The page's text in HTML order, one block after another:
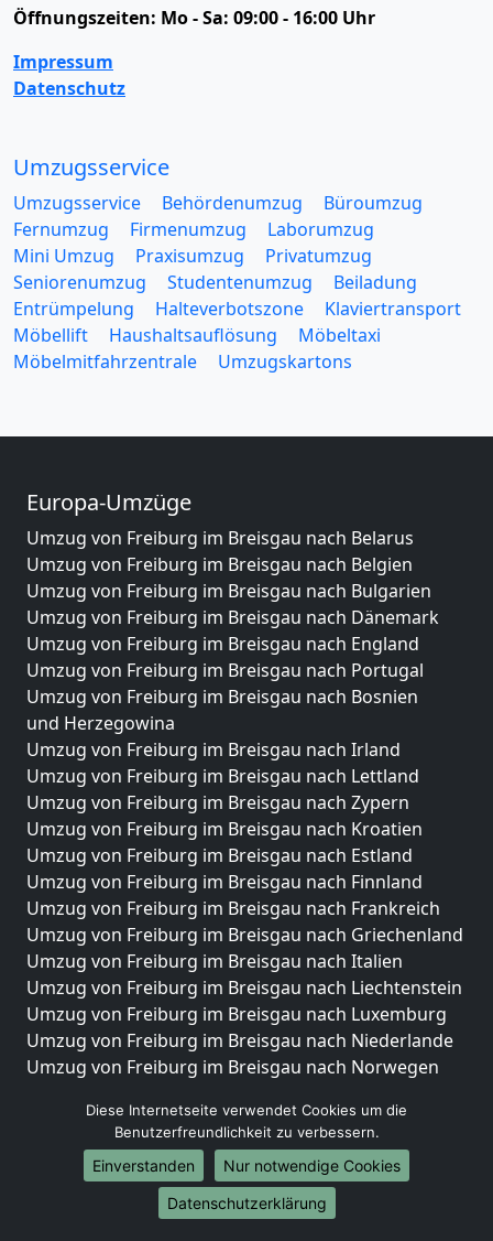
Öffnungszeiten: Mo - Sa: 09:00 - 16:00 Uhr
Impressum
Datenschutz
Umzugsservice
Umzugsservice Behördenumzug
Büroumzug
Fernumzug
Firmenumzug
Laborumzug
Mini Umzug
Praxisumzug
Privatumzug
Seniorenumzug
Studentenumzug
Beiladung
Entrümpelung
Halteverbotszone
Klaviertransport
Möbellift
Haushaltsauflösung
Möbeltaxi
Möbelmitfahrzentrale
Umzugskartons
Europa-Umzüge
Umzug von Freiburg im Breisgau nach Belarus
Umzug von Freiburg im Breisgau nach Belgien
Umzug von Freiburg im Breisgau nach Bulgarien
Umzug von Freiburg im Breisgau nach Dänemark
Umzug von Freiburg im Breisgau nach England
Umzug von Freiburg im Breisgau nach Portugal
Umzug von Freiburg im Breisgau nach Bosnien
und Herzegowina
Umzug von Freiburg im Breisgau nach Irland
Umzug von Freiburg im Breisgau nach Lettland
Umzug von Freiburg im Breisgau nach Zypern
Umzug von Freiburg im Breisgau nach Kroatien
Umzug von Freiburg im Breisgau nach Estland
Umzug von Freiburg im Breisgau nach Finnland
Umzug von Freiburg im Breisgau nach Frankreich
Umzug von Freiburg im Breisgau nach Griechenland
Umzug von Freiburg im Breisgau nach Italien
Umzug von Freiburg im Breisgau nach Liechtenstein
Umzug von Freiburg im Breisgau nach Luxemburg
Umzug von Freiburg im Breisgau nach Niederlande
Umzug von Freiburg im Breisgau nach Norwegen
Umzüge-Deutschlandweit
Umzug von Freiburg im Breisgau nach Berlin
Umzug von Freiburg im Breisgau nach Hamburg
Umzug von Freiburg im Breisgau nach München
Umzug von Freiburg im Breisgau nach Köln
Diese Internetseite verwendet Cookies um die
Benutzerfreundlichkeit zu verbessern.
Einverstanden
Nur notwendige Cookies
Datenschutzerklärung